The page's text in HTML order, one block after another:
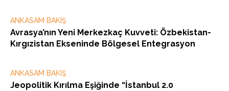
ANKASAM BAKIŞ
Avrasya’nın Yeni Merkezkaç Kuvveti: Özbekistan-
Kırgızistan Ekseninde Bölgesel Entegrasyon
ANKASAM BAKIŞ
Jeopolitik Kırılma Eşiğinde “İstanbul 2.0